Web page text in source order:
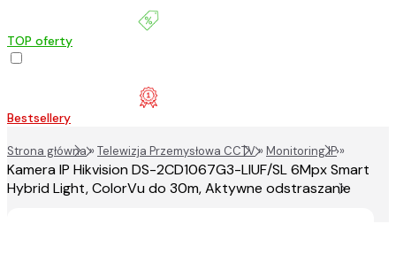
TOP oferty
Bestsellery
Strona główna»Telewizja Przemysłowa CCTV»Monitoring IP»
Kamera IP Hikvision DS-2CD1067G3-LIUF/SL 6Mpx Smart
Hybrid Light, ColorVu do 30m, Aktywne odstraszanie